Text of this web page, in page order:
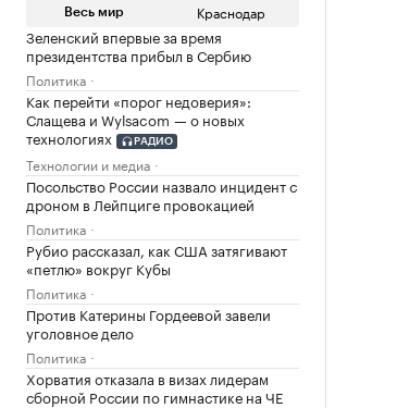
Весь мир Краснодар
Зеленский впервые за время
президентства прибыл в Сербию
Политика
Как перейти «порог недоверия»:
Слащева и Wylsacom — о новых
технологиях
РАДИО
Технологии и медиа
Посольство России назвало инцидент с
дроном в Лейпциге провокацией
Политика
Рубио рассказал, как США затягивают
«петлю» вокруг Кубы
Политика
Против Катерины Гордеевой завели
уголовное дело
Политика
Хорватия отказала в визах лидерам
сборной России по гимнастике на ЧЕ